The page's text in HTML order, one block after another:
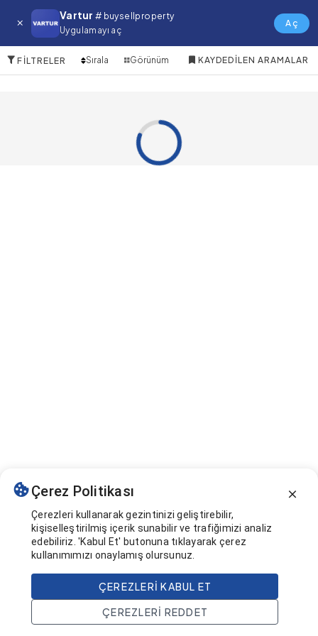
Vartur # buysellproperty
Uygulamayı aç
Aç
Restoran
0 Öğeler
FILTRELER Sırala Görünüm KAYDEDILEN ARAMALAR
Ana Sayfa Ara Projeler Hesap
Çerez Politikası
Çerezleri kullanarak gezintinizi geliştirebilir,
kişiselleştirilmiş içerik sunabilir ve trafiğimizi analiz
edebiliriz. 'Kabul Et' butonuna tıklayarak çerez
kullanımımızı onaylamış olursunuz.
ÇEREZLERI KABUL ET
ÇEREZLERI REDDET